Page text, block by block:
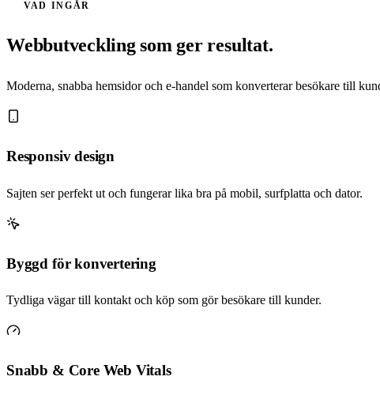
VAD INGÅR
Webbutveckling som ger resultat.
Moderna, snabba hemsidor och e-handel som konverterar besökare till
Responsiv design
Sajten ser perfekt ut och fungerar lika bra på mobil, surfplatta och dator.
Byggd för konvertering
Tydliga vägar till kontakt och köp som gör besökare till kunder.
Snabb & Core Web Vitals